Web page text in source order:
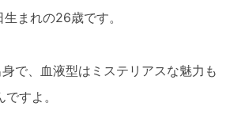
まれの26歳です。
で、血液型はミステリアスな魅力も
すよ。